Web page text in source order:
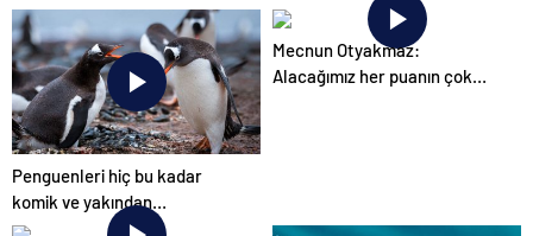
burada…
Penguenleri hiç bu kadar
komik ve yakından
görmemiştiniz
Mecnun Otyakmaz:
Alacağımız her puanın çok